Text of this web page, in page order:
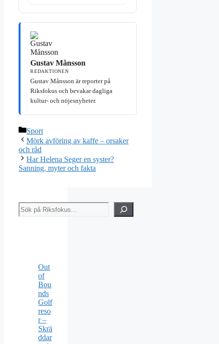
Gustav Månsson
REDAKTIONEN
Gustav Månsson är reporter på
Riksfokus och bevakar dagliga
kultur- och nöjesnyheter.
Kategorier
Sport
Mörk avföring av kaffe – orsaker
och råd
Har Helena Seger en syster?
Sanning, myter och fakta
Sök
Out
of
Bou
nds
Golf
reso
r –
Skrä
ddar